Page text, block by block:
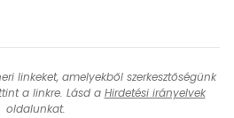
linkeket, amelyekből szerkesztőségünk
a linkre. Lásd a Hirdetési irányelvek
oldalunkat.